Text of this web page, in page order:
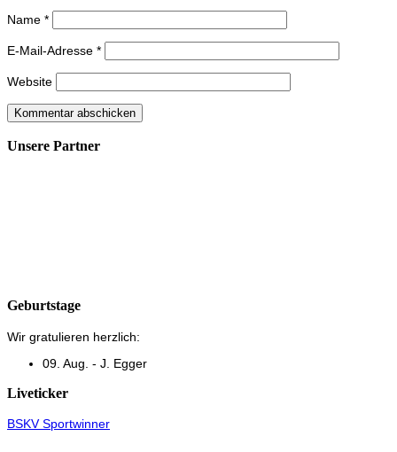
Name *
E-Mail-Adresse *
Website
Unsere Partner
Geburtstage
Wir gratulieren herzlich:
09. Aug. - J. Egger
Liveticker
BSKV Sportwinner